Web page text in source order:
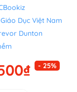
Dục Việt Nam
Dunton
- 25%